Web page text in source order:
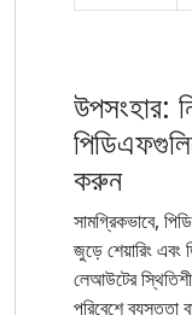
উপসংহার:
করুন
সামগ্রিকভাবে,
জুড়ে শেয়ারিং এবং
লেআউটের
পরিবেশে ব্যস্ততা